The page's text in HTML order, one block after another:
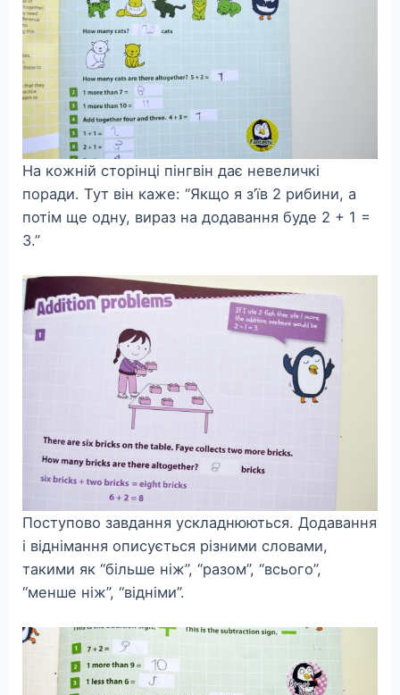
На кожній сторінці пінгвін дає невеличкі
поради. Тут він каже: “Якщо я з’їв 2 рибини, а
потім ще одну, вираз на додавання буде 2 + 1 =
3.”
Поступово завдання ускладнюються. Додавання
і віднімання описується різними словами,
такими як “більше ніж”, “разом”, “всього”,
“менше ніж”, “відніми”.